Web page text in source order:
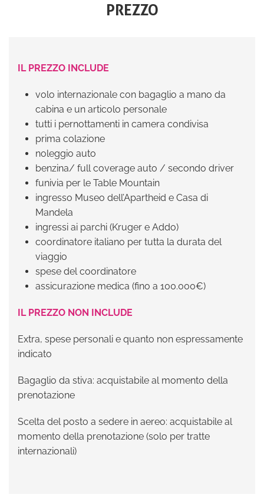
PREZZO
IL PREZZO INCLUDE
volo internazionale con bagaglio a mano da
cabina e un articolo personale
tutti i pernottamenti in camera condivisa
prima colazione
noleggio auto
benzina/ full coverage auto / secondo driver
funivia per le Table Mountain
ingresso Museo dell’Apartheid e Casa di
Mandela
ingressi ai parchi (Kruger e Addo)
coordinatore italiano per tutta la durata del
viaggio
spese del coordinatore
assicurazione medica (fino a 100.000€)
IL PREZZO NON INCLUDE
Extra, spese personali e quanto non espressamente
indicato
Bagaglio da stiva: acquistabile al momento della
prenotazione
Scelta del posto a sedere in aereo: acquistabile al
momento della prenotazione (solo per tratte
internazionali)